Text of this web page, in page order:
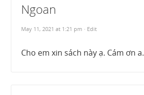
Ngoan
May 11, 2021 at 1:21 pm · Edit
Cho em xin sách này ạ. Cám ơn a.